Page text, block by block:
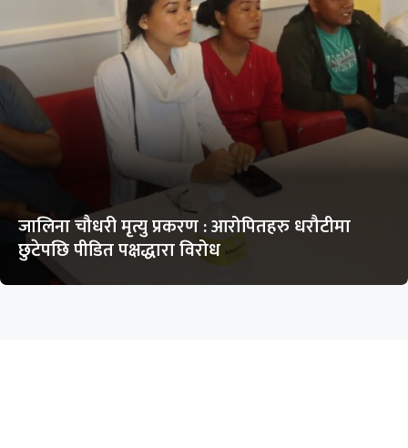
जालिना चौधरी मृत्यु प्रकरण : आरोपितहरु धरौटीमा
छुटेपछि पीडित पक्षद्धारा विरोध